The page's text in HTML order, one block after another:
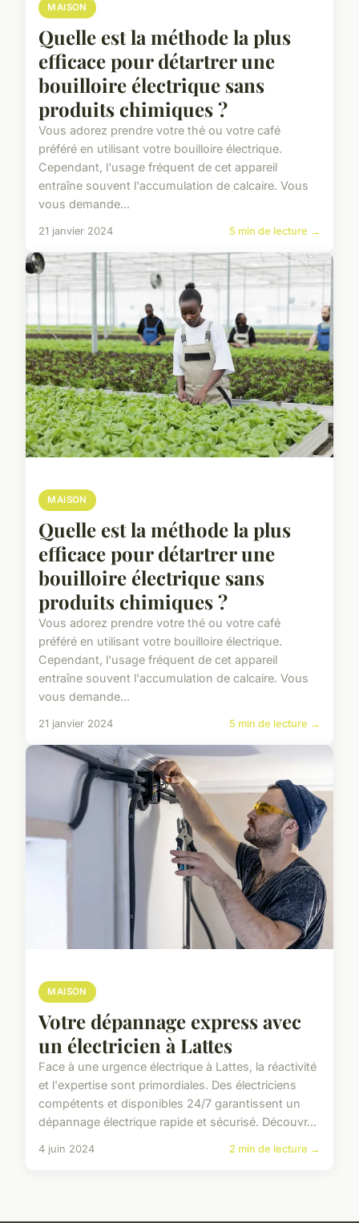
MAISON
Quelle est la méthode la plus
efficace pour détartrer une
bouilloire électrique sans
produits chimiques ?
Vous adorez prendre votre thé ou votre café
préféré en utilisant votre bouilloire électrique.
Cependant, l'usage fréquent de cet appareil
entraîne souvent l'accumulation de calcaire. Vous
vous demande...
21 janvier 2024 5 min de lecture →
MAISON
Quelle est la méthode la plus
efficace pour détartrer une
bouilloire électrique sans
produits chimiques ?
Vous adorez prendre votre thé ou votre café
préféré en utilisant votre bouilloire électrique.
Cependant, l'usage fréquent de cet appareil
entraîne souvent l'accumulation de calcaire. Vous
vous demande...
21 janvier 2024 5 min de lecture →
MAISON
Votre dépannage express avec
un électricien à Lattes
Face à une urgence électrique à Lattes, la réactivité
et l'expertise sont primordiales. Des électriciens
compétents et disponibles 24/7 garantissent un
dépannage électrique rapide et sécurisé. Découvr...
4 juin 2024 2 min de lecture →